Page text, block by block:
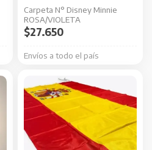
Carpeta N° Disney Minnie
ROSA/VIOLETA
Envíos a todo el país
$27.650